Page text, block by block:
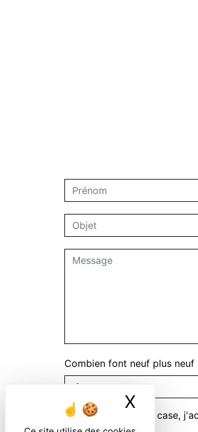
X
Combien font neuf plus neuf
En cochant cette case,